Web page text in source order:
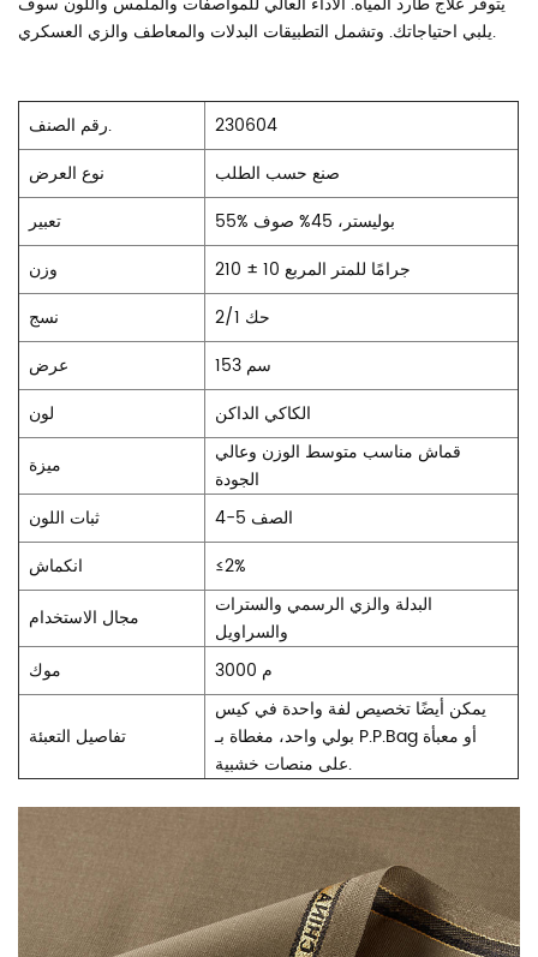
يلبي احتياجاتك. وتشمل التطبيقات البدلات والمعاطف والزي العسكري.
رقم الصنف.
230604
نوع العرض
صنع حسب الطلب
تعبير
55% بوليستر، 45% صوف
وزن
210 ± 10 جرامًا للمتر المربع
نسج
حك 2/1
عرض
153 سم
لون
الكاكي الداكن
ميزة
قماش مناسب متوسط الوزن وعالي
الجودة
ثبات اللون
4-5 الصف
انكماش
≤2%
مجال الاستخدام
البدلة والزي الرسمي والسترات
والسراويل
موك
3000 م
تفاصيل التعبئة
يمكن أيضًا تخصيص لفة واحدة في كيس
بولي واحد، مغطاة بـ P.P.Bag أو معبأة
على منصات خشبية.